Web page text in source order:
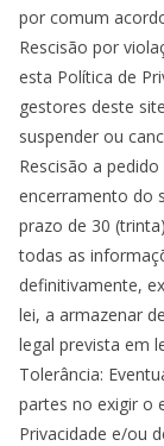
por comum
Rescisão por
esta Política de
gestores deste
suspender ou
Rescisão a
encerramento do
prazo de 30
todas as
definitivamente,
lei, a armazenar
legal prevista em
Tolerância:
partes no exigir o
Privacidade e/ou